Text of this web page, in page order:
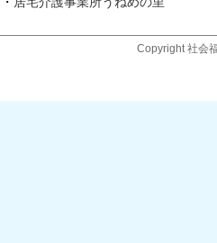
Copyright 社会